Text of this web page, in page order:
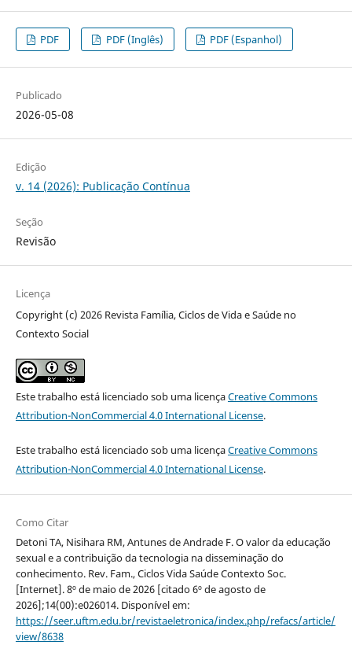
PDF PDF (Inglês) PDF (Espanhol)
Publicado
2026-05-08
Edição
v. 14 (2026): Publicação Contínua
Seção
Revisão
Licença
Copyright (c) 2026 Revista Família, Ciclos de Vida e Saúde no
Contexto Social
Este trabalho está licenciado sob uma licençaCreative Commons
Attribution-NonCommercial 4.0 International License.
Este trabalho está licenciado sob uma licençaCreative Commons
Attribution-NonCommercial 4.0 International License.
Como Citar
Detoni TA, Nisihara RM, Antunes de Andrade F. O valor da educação
sexual e a contribuição da tecnologia na disseminação do
conhecimento. Rev. Fam., Ciclos Vida Saúde Contexto Soc.
[Internet]. 8º de maio de 2026 [citado 6º de agosto de
2026];14(00):e026014. Disponível em:
https://seer.uftm.edu.br/revistaeletronica/index.php/refacs/article/
view/8638